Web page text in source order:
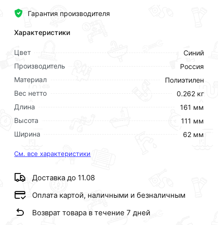
Гарантия производителя
Характеристики
Цвет
Синий
Производитель
Россия
Материал
Полиэтилен
Вес нетто
0.262 кг
Длина
161 мм
Высота
111 мм
Ширина
62 мм
См. все характеристики
Доставка до 11.08
Оплата картой, наличными и безналичным
Возврат товара в течение 7 дней